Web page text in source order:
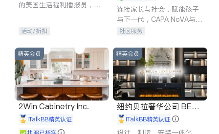
的美国生活福利播报员，精
专属福利。
活动/折扣
连接家长与社会，赋能孩子
与下一代，CAPA NoVA与您
携手建设包容、公平、充满
社区服务
精英会员
2Win Cabinetry Inc.
iTalkBB精英认证
精英会员
纽约贝拉奢华公司 BELL
A LUXE
iTalkBB精英认证